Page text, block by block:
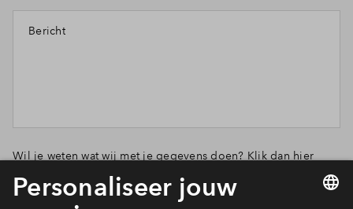
Bericht
Wil je weten wat wij met je gegevens doen? Klik dan hier
privacy statement